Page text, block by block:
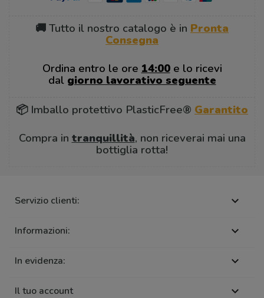
🚚 Tutto il nostro catalogo è in Pronta
Consegna
Ordina entro le ore 14:00e lo ricevi
dal giorno lavorativo seguente
📦 Imballo protettivo PlasticFree® Garantito
Compra in tranquillità, non riceverai mai una
bottiglia rotta!
Servizio clienti: 
Informazioni: 
In evidenza: 
Il tuo account 